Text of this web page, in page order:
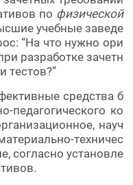
по физической
учебные заведе
“На что нужно ори
разработке зачетн
тестов?”
средства б
педагогического ко
науч
техничес
согласно установле